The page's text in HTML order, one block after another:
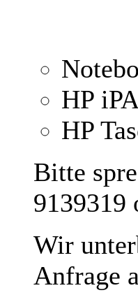
HP
HP
Bitte
9139319
Wir
Anfrage